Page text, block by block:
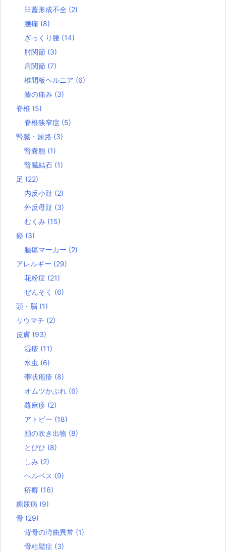
臼蓋形成不全 (2)
腰痛 (8)
ぎっくり腰 (14)
肘関節 (3)
肩関節 (7)
椎間板ヘルニア (6)
膝の痛み (3)
脊椎 (5)
脊椎狭窄症 (5)
腎臓・尿路 (3)
腎嚢胞 (1)
腎臓結石 (1)
足 (22)
内反小趾 (2)
外反母趾 (3)
むくみ (15)
癌 (3)
腫瘍マーカー (2)
アレルギー (29)
花粉症 (21)
ぜんそく (6)
頭・脳 (1)
リウマチ (2)
皮膚 (93)
湿疹 (11)
水虫 (6)
帯状疱疹 (8)
オムツかぶれ (6)
蕁麻疹 (2)
アトピー (18)
顔の吹き出物 (8)
とびひ (8)
しみ (2)
ヘルペス (9)
疥癬 (16)
糖尿病 (9)
骨 (29)
背骨の湾曲異常 (1)
骨粗鬆症 (3)